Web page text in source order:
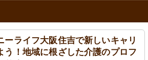
ーライフ大阪住吉で新しいキャリ
う！地域に根ざした介護のプロフ